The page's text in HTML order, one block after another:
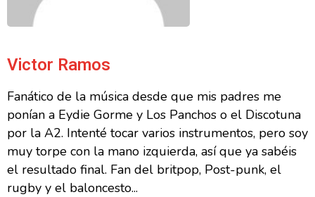
Victor Ramos
Fanático de la música desde que mis padres me
ponían a Eydie Gorme y Los Panchos o el Discotuna
por la A2. Intenté tocar varios instrumentos, pero soy
muy torpe con la mano izquierda, así que ya sabéis
el resultado final. Fan del britpop, Post-punk, el
rugby y el baloncesto...